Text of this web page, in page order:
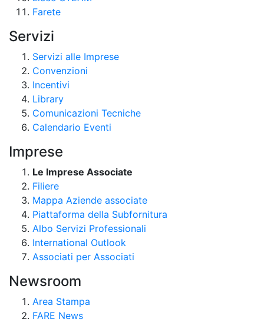
Farete
Servizi
Servizi alle Imprese
Convenzioni
Incentivi
Library
Comunicazioni Tecniche
Calendario Eventi
Imprese
Le Imprese Associate
Filiere
Mappa Aziende associate
Piattaforma della Subfornitura
Albo Servizi Professionali
International Outlook
Associati per Associati
Newsroom
Area Stampa
FARE News